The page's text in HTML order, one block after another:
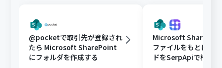
@pocketで取引先が登録され
たら Microsoft SharePoint
にフォルダを作成する
Microsoft
ファイルをもとに、
ドをSerpApiで検索